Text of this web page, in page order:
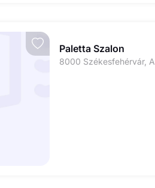
Paletta Szalon